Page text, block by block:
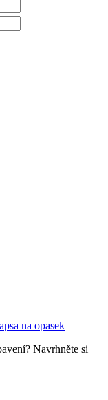
Navrhněte si